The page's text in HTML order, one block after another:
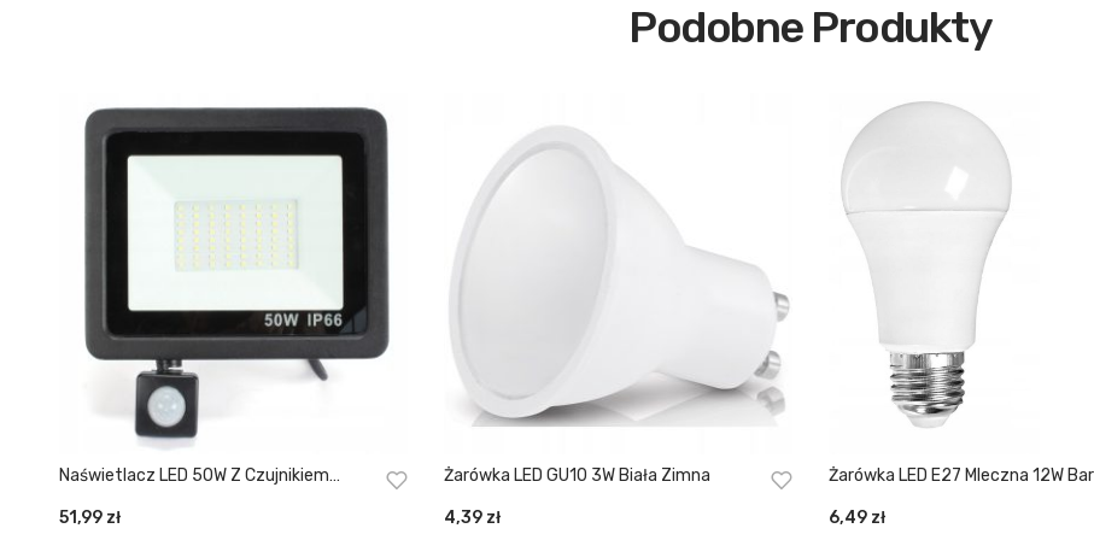
Podobne Produkty
Naświetlacz LED 50W Z Czujnikiem
51,99 zł
Żarówka LED GU10 3W Biała Zimna
4,39 zł
Żarówka LED E27 Mleczna 12W Barwa
6,49 zł